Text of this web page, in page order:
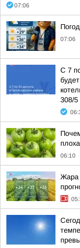
07:06
07:06
С 7
308/5
06:10
Жара